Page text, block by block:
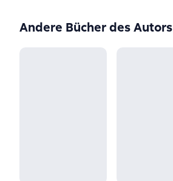
Andere Bücher des Autors